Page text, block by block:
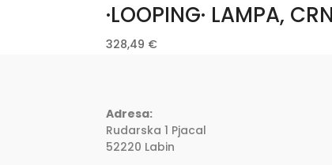
·LOOPING· LAMPA,
328,49 €
Adresa:
Rudarska 1 Pjacal
52220 Labin